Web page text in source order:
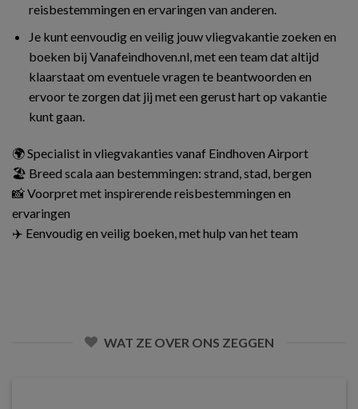
reisbestemmingen en ervaringen van anderen.
Je kunt eenvoudig en veilig jouw vliegvakantie zoeken en
boeken bij Vanafeindhoven.nl, met een team dat altijd
klaarstaat om eventuele vragen te beantwoorden en
ervoor te zorgen dat jij met een gerust hart op vakantie
kunt gaan.
🌍 Specialist in vliegvakanties vanaf Eindhoven Airport
🏖️ Breed scala aan bestemmingen: strand, stad, bergen
📸 Voorpret met inspirerende reisbestemmingen en
ervaringen
✈️ Eenvoudig en veilig boeken, met hulp van het team
WAT ZE OVER ONS ZEGGEN